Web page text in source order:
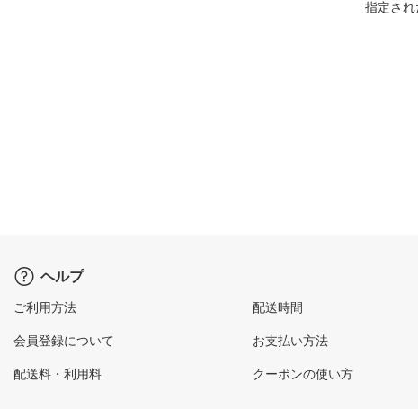
指定され
ヘルプ
ご利用方法
会員登録について
配送料・利用料
配送時間
お支払い方法
クーポンの使い方